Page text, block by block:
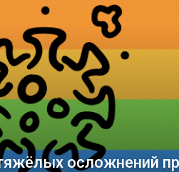
осложнений